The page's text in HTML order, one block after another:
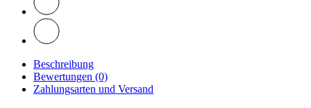
Beschreibung
Bewertungen (0)
Zahlungsarten und Versand